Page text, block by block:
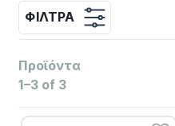
ΦΊΛΤΡΑ
Προϊόντα
1–3 of 3